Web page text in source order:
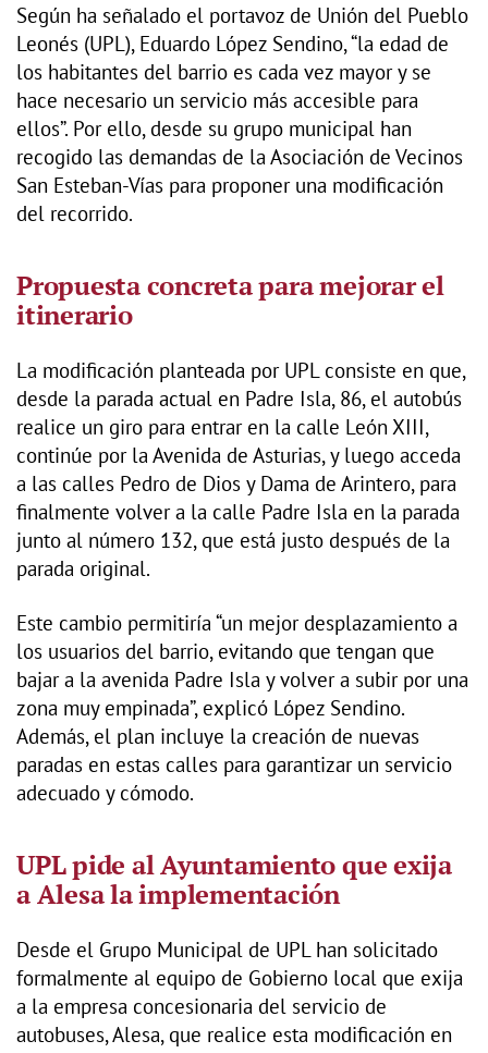
Según ha señalado el portavoz de Unión del Pueblo
Leonés (UPL), Eduardo López Sendino, “la edad de
los habitantes del barrio es cada vez mayor y se
hace necesario un servicio más accesible para
ellos”. Por ello, desde su grupo municipal han
recogido las demandas de la Asociación de Vecinos
San Esteban-Vías para proponer una modificación
del recorrido.
Propuesta concreta para mejorar el
itinerario
La modificación planteada por UPL consiste en que,
desde la parada actual en Padre Isla, 86, el autobús
realice un giro para entrar en la calle León XIII,
continúe por la Avenida de Asturias, y luego acceda
a las calles Pedro de Dios y Dama de Arintero, para
finalmente volver a la calle Padre Isla en la parada
junto al número 132, que está justo después de la
parada original.
Este cambio permitiría “un mejor desplazamiento a
los usuarios del barrio, evitando que tengan que
bajar a la avenida Padre Isla y volver a subir por una
zona muy empinada”, explicó López Sendino.
Además, el plan incluye la creación de nuevas
paradas en estas calles para garantizar un servicio
adecuado y cómodo.
UPL pide al Ayuntamiento que exija
a Alesa la implementación
Desde el Grupo Municipal de UPL han solicitado
formalmente al equipo de Gobierno local que exija
a la empresa concesionaria del servicio de
autobuses, Alesa, que realice esta modificación en